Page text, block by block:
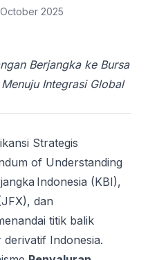
2025
Berjangka ke Bursa
Integrasi Global
Strategis
of Understanding
Indonesia (KBI),
dan
titik balik
Indonesia.